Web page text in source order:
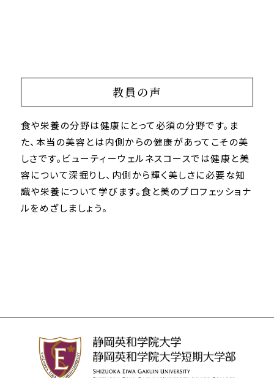
教員の声
食や栄養の分野は健康にとって必須の分野です。ま
た、本当の美容とは内側からの健康があってこその美
しさです。ビューティーウェルネスコースでは健康と美
容について深掘りし、内側から輝く美しさに必要な知
識や栄養について学びます。食と美のプロフェッショナ
ルをめざしましょう。